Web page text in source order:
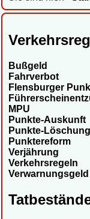
Bußgeld
Fahrverbot
Flensburger
MPU
Punkte-Auskunft
Punkte-Löschung
Punktereform
Verjährung
Verkehrsregeln